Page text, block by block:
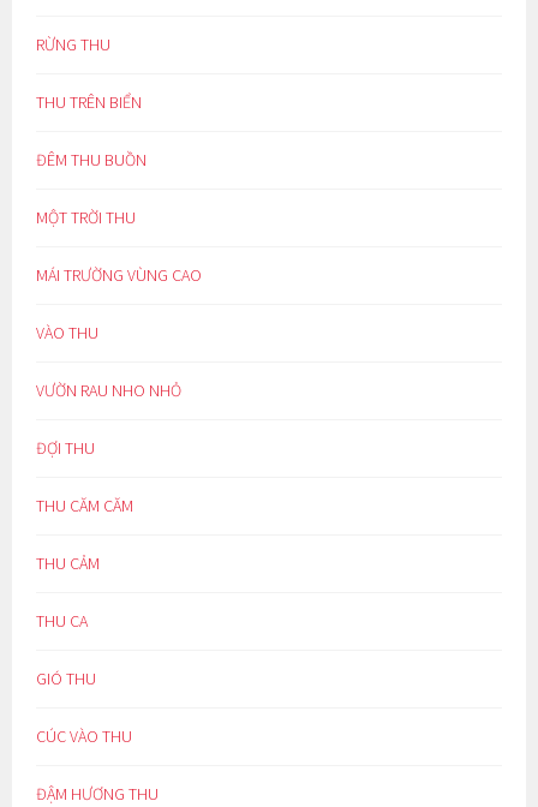
RỪNG THU
THU TRÊN BIỂN
ĐÊM THU BUỒN
MỘT TRỜI THU
MÁI TRƯỜNG VÙNG CAO
VÀO THU
VƯỜN RAU NHO NHỎ
ĐỢI THU
THU CĂM CĂM
THU CẢM
THU CA
GIÓ THU
CÚC VÀO THU
ĐẬM HƯƠNG THU